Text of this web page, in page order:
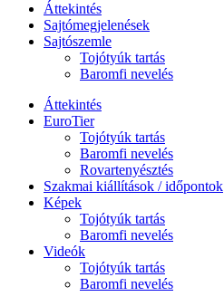
Áttekintés
Sajtómegjelenések
Sajtószemle
Tojótyúk tartás
Baromfi nevelés
Áttekintés
EuroTier
Tojótyúk tartás
Baromfi nevelés
Rovartenyésztés
Szakmai kiállítások / időpontok
Képek
Tojótyúk tartás
Baromfi nevelés
Videók
Tojótyúk tartás
Baromfi nevelés